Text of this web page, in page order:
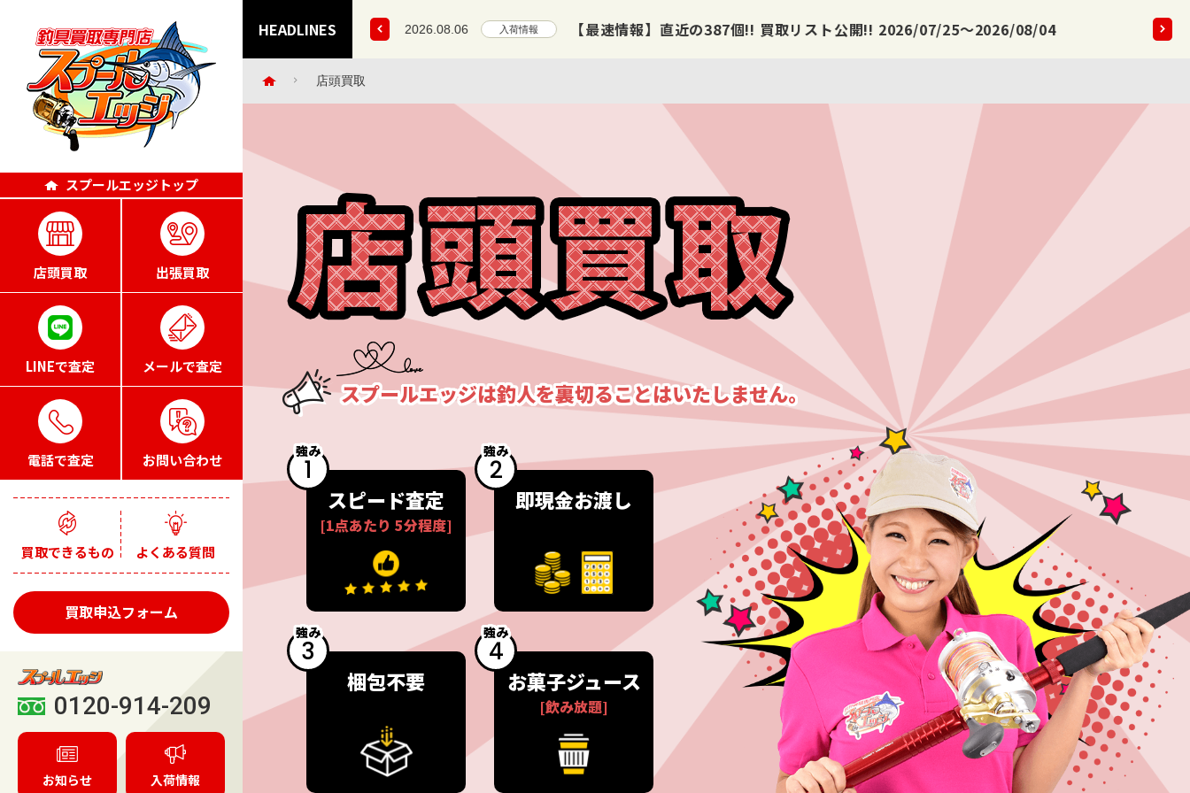
スプールエッジトップ
店頭買取 出張買取
LINEで査定 メールで査定
電話で査定 お問い合わせ
買取できるもの よくある質問
買取申込フォーム
0120-914-209
お知らせ 入荷情報
HEADLINES
ど 35点掲載いたしました!! 2026.08.06 入荷情報 【最速情報】直近の387個!! 買取リスト公開!! 2026/07/25～2026/08/04
店頭買取
スプールエッジは釣人を裏切ることはいたしません。
強み
1
スピード査定
[1点あたり 5分程度]
強み
2
即現金お渡し
強み
3
梱包不要
強み
4
お菓子ジュース
[飲み放題]